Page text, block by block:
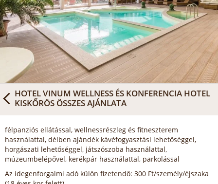
HOTEL VINUM WELLNESS ÉS KONFERENCIA HOTEL
KISKŐRÖS ÖSSZES AJÁNLATA
félpanziós ellátással, wellnessrészleg és fitneszterem
használattal, délben ajándék kávéfogyasztási lehetőséggel,
horgászati lehetőséggel, játszószoba használattal,
múzeumbelépővel, kerékpár használattal, parkolással
Az idegenforgalmi adó külön fizetendő: 300 Ft/személy/éjszaka